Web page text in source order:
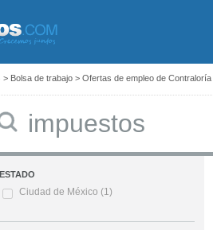
> Bolsa de trabajo > Ofertas de empleo de Contraloría
ESTADO
Ciudad de México (1)